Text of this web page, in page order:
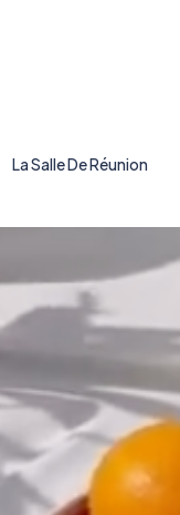
La Salle De Réunion